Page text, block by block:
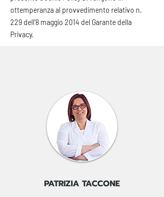
ottemperanza al provvedimento relativo n.
229 dell'8 maggio 2014 del Garante della
Privacy.
PATRIZIA TACCONE